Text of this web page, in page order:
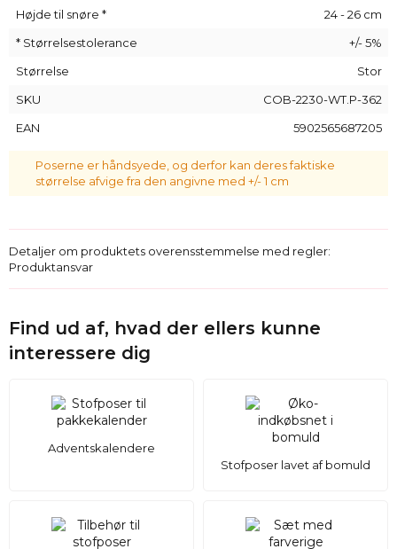
Højde til snøre *
24 - 26 cm
* Størrelsestolerance
+/- 5%
Størrelse
Stor
SKU
COB-2230-WT.P-362
EAN
5902565687205
Poserne er håndsyede, og derfor kan deres faktiske
størrelse afvige fra den angivne med +/- 1 cm
Detaljer om produktets overensstemmelse med regler:
Produktansvar
Find ud af, hvad der ellers kunne
interessere dig
Adventskalendere
Stofposer lavet af bomuld